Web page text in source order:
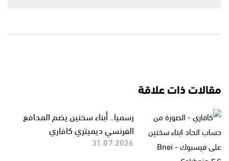
مقالات ذات علاقة
رسميا.. أبناء سخنين يضم المدافع
الفرنسي ديميتري كافاري
31.07.2026